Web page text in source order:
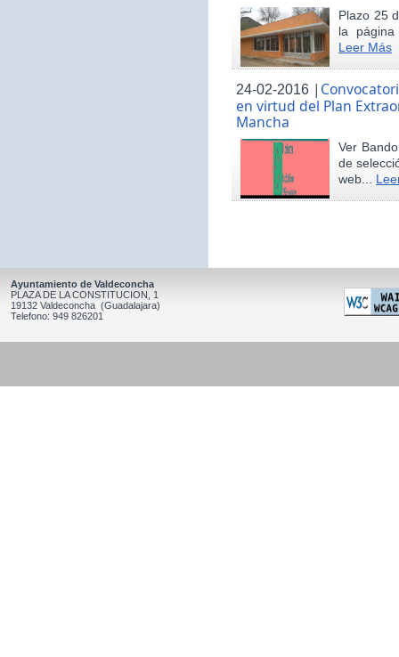
Plazo 25
la
Leer Más
24-02-2016 |
en virtud del Plan
Mancha
Ver
de
web...
Ayuntamiento de Valdeconcha
PLAZA DE LA CONSTITUCION, 1
19132 Valdeconcha (Guadalajara)
Telefono: 949 826201